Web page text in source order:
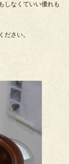
しなくていい優れも
ださい。